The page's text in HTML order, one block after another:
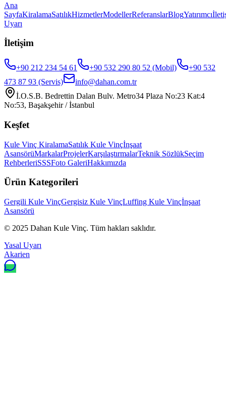
Ana
SayfaKiralamaSatılıkHizmetlerModellerReferanslarBlogYatırımcı
Uyarı
İletişim
+90 212 234 54 61 +90 532 290 80 52 (Mobil)
+90 532
473 87 93 (Servis)
info@dahan.com.tr
İ.O.S.B. Bedrettin Dalan Bulv. Metro34 Plaza No:23 Kat:4
No:53, Başakşehir / İstanbul
Keşfet
Kule Vinç KiralamaSatılık Kule Vinçİnşaat
AsansörüMarkalarProjelerKarşılaştırmalarTeknik SözlükSeçim
RehberleriSSSFoto GaleriHakkımızda
Ürün Kategorileri
Gergili Kule VinçGergisiz Kule VinçLuffing Kule Vinçİnşaat
Asansörü
© 2025 Dahan Kule Vinç. Tüm hakları saklıdır.
Yasal Uyarı
Akarien